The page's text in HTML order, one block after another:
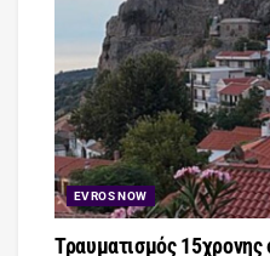
EVROS NOW
Τραυματισμός